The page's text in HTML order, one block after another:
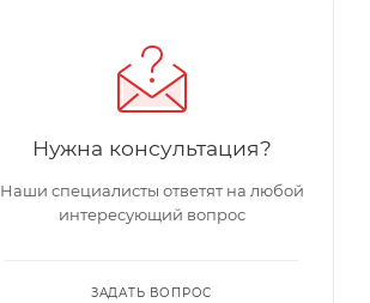
Нужна консультация?
Наши специалисты ответят на любой
интересующий вопрос
ЗАДАТЬ ВОПРОС